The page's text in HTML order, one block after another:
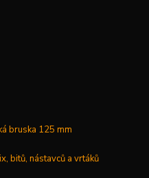
bruska 125 mm
bitů, nástavců a vrtáků